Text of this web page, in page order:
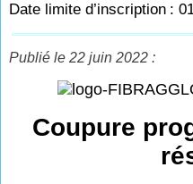
Date limite d’inscription :
Publié le 22 juin 2022 :
Coupure